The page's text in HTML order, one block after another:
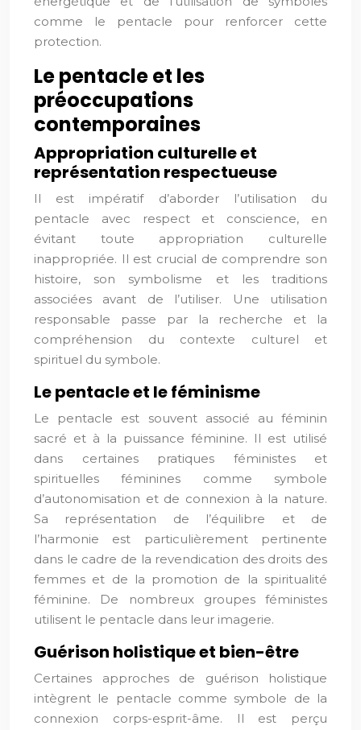
comme le pentacle pour renforcer cette
protection.
Le pentacle et les
préoccupations
contemporaines
Appropriation culturelle et
représentation respectueuse
Il est impératif d’aborder l’utilisation du
pentacle avec respect et conscience, en
évitant toute appropriation culturelle
inappropriée. Il est crucial de comprendre son
histoire, son symbolisme et les traditions
associées avant de l’utiliser. Une utilisation
responsable passe par la recherche et la
compréhension du contexte culturel et
spirituel du symbole.
Le pentacle et le féminisme
Le pentacle est souvent associé au féminin
sacré et à la puissance féminine. Il est utilisé
dans certaines pratiques féministes et
spirituelles féminines comme symbole
d’autonomisation et de connexion à la nature.
Sa représentation de l’équilibre et de
l’harmonie est particulièrement pertinente
dans le cadre de la revendication des droits des
femmes et de la promotion de la spiritualité
féminine. De nombreux groupes féministes
utilisent le pentacle dans leur imagerie.
Guérison holistique et bien-être
Certaines approches de guérison holistique
intègrent le pentacle comme symbole de la
connexion corps-esprit-âme. Il est perçu